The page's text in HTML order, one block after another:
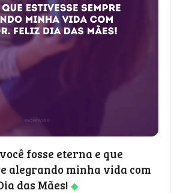
fosse eterna e que
alegrando minha vida com
das Mães! ◆